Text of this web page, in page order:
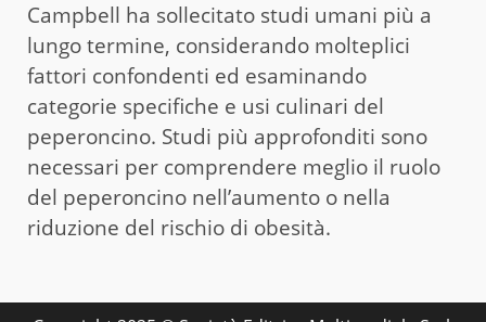
Campbell ha sollecitato studi umani più a
lungo termine, considerando molteplici
fattori confondenti ed esaminando
categorie specifiche e usi culinari del
peperoncino. Studi più approfonditi sono
necessari per comprendere meglio il ruolo
del peperoncino nell’aumento o nella
riduzione del rischio di obesità.